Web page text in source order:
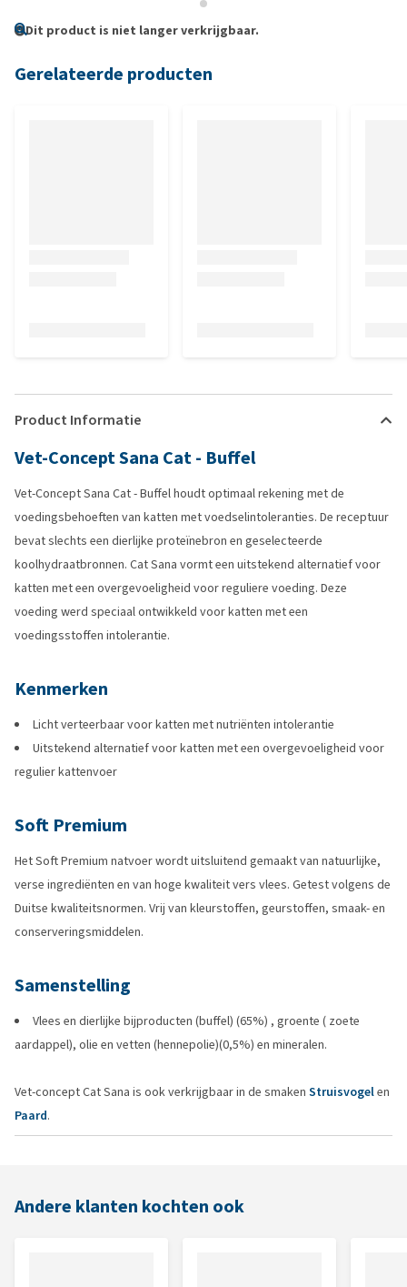
Dit product is niet langer verkrijgbaar.
Gerelateerde producten
Product Informatie
Vet-Concept Sana Cat - Buffel
Vet-Concept Sana Cat - Buffel houdt optimaal rekening met de
voedingsbehoeften van katten met voedselintoleranties. De receptuur
bevat slechts een dierlijke proteïnebron en geselecteerde
koolhydraatbronnen. Cat Sana vormt een uitstekend alternatief voor
katten met een overgevoeligheid voor reguliere voeding. Deze
voeding werd speciaal ontwikkeld voor katten met een
voedingsstoffen intolerantie.
Kenmerken
Licht verteerbaar voor katten met nutriënten intolerantie
Uitstekend alternatief voor katten met een overgevoeligheid voor
regulier kattenvoer
Soft Premium
Het Soft Premium natvoer wordt uitsluitend gemaakt van natuurlijke,
verse ingrediënten en van hoge kwaliteit vers vlees. Getest volgens de
Duitse kwaliteitsnormen. Vrij van kleurstoffen, geurstoffen, smaak- en
conserveringsmiddelen.
Samenstelling
Vlees en dierlijke bijproducten (buffel) (65%) , groente ( zoete
aardappel), olie en vetten (hennepolie)(0,5%) en mineralen.
Vet-concept Cat Sana is ook verkrijgbaar in de smaken Struisvogelen
Paard.
Andere klanten kochten ook